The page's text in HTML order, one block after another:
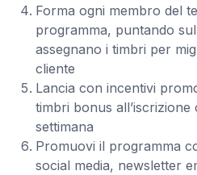
Forma ogni membro del
programma, puntando
assegnano i timbri per
cliente
Lancia con incentivi
timbri bonus
settimana
Promuovi il programma
social media, newsletter